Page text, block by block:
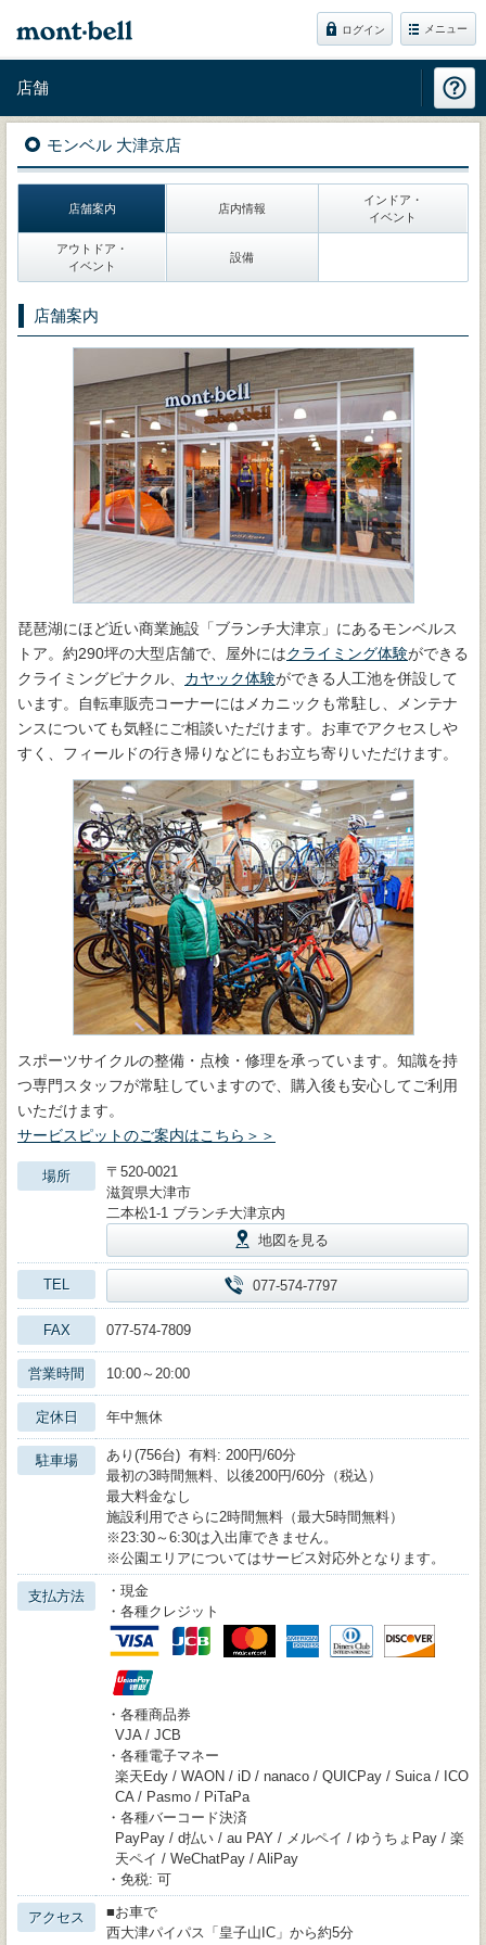
ログイン メニュー
店舗
モンベル 大津京店
店舗案内 店内情報
インドア・
イベント
アウトドア・
イベント
設備
店舗案内
琵琶湖にほど近い商業施設「ブランチ大津京」にあるモンベルス
トア。約290坪の大型店舗で、屋外にはクライミング体験ができる
クライミングピナクル、 カヤック体験ができる人工池を併設して
います。自転車販売コーナーにはメカニックも常駐し、メンテナ
ンスについても気軽にご相談いただけます。お車でアクセスしや
すく、フィールドの行き帰りなどにもお立ち寄りいただけます。
スポーツサイクルの整備・点検・修理を承っています。知識を持
つ専門スタッフが常駐していますので、購入後も安心してご利用
いただけます。
サービスピットのご案内はこちら＞＞
場所
〒520-0021
滋賀県大津市
二本松1-1 ブランチ大津京内
地図を見る
TEL 077-574-7797
FAX 077-574-7809
営業時間 10:00～20:00
定休日 年中無休
駐車場
あり(756台) 有料: 200円/60分
最初の3時間無料、以後200円/60分（税込）
最大料金なし
施設利用でさらに2時間無料（最大5時間無料）
※23:30～6:30は入出庫できません。
※公園エリアについてはサービス対応外となります。
支払方法
・現金
・各種クレジット
・各種商品券
VJA / JCB
・各種電子マネー
楽天Edy / WAON / iD / nanaco / QUICPay / Suica / ICO
CA / Pasmo / PiTaPa
・各種バーコード決済
PayPay / d払い / au PAY / メルペイ / ゆうちょPay / 楽
天ペイ / WeChatPay / AliPay
・免税: 可
アクセス
■お車で
西大津パイパス「皇子山IC」から約5分